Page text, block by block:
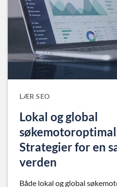
LÆR SEO
Lokal og global
Strategier for en
verden
Både lokal og global